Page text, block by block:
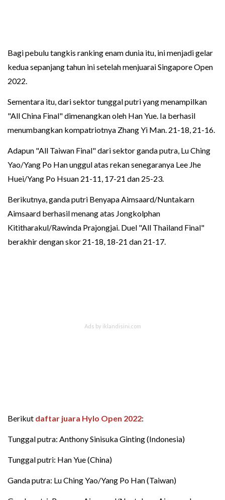
Bagi pebulu tangkis ranking enam dunia itu, ini menjadi gelar
kedua sepanjang tahun ini setelah menjuarai Singapore Open
2022.
Sementara itu, dari sektor tunggal putri yang menampilkan
"All China Final" dimenangkan oleh Han Yue. Ia berhasil
menumbangkan kompatriotnya Zhang Yi Man. 21-18, 21-16.
Adapun "All Taiwan Final" dari sektor ganda putra, Lu Ching
Yao/Yang Po Han unggul atas rekan senegaranya Lee Jhe
Huei/Yang Po Hsuan 21-11, 17-21 dan 25-23.
Berikutnya, ganda putri Benyapa Aimsaard/Nuntakarn
Aimsaard berhasil menang atas Jongkolphan
Kititharakul/Rawinda Prajongjai. Duel "All Thailand Final"
berakhir dengan skor 21-18, 18-21 dan 21-17.
Berikut daftar juara Hylo Open 2022:
Tunggal putra: Anthony Sinisuka Ginting (Indonesia)
Tunggal putri: Han Yue (China)
Ganda putra: Lu Ching Yao/Yang Po Han (Taiwan)